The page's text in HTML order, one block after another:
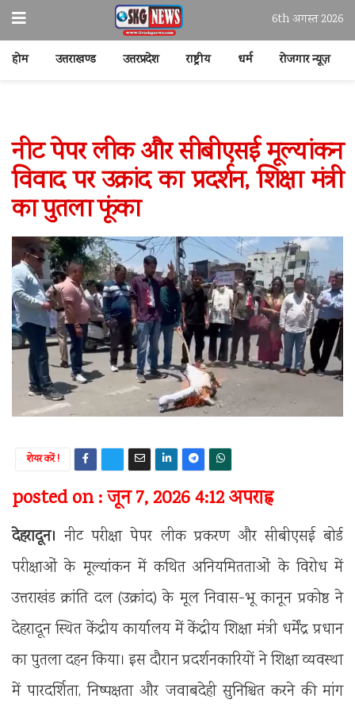
6th अगस्त 2026
होम उत्तराखण्ड उत्तरप्रदेश राष्ट्रीय धर्म रोजगार न्यूज़
नीट पेपर लीक और सीबीएसई मूल्यांकन
विवाद पर उक्रांद का प्रदर्शन, शिक्षा मंत्री
का पुतला फूंका
शेयर करें !
posted on : जून 7, 2026 4:12 अपराह्न
देहरादून। नीट परीक्षा पेपर लीक प्रकरण और सीबीएसई बोर्ड
परीक्षाओं के मूल्यांकन में कथित अनियमितताओं के विरोध में
उत्तराखंड क्रांति दल (उक्रांद) के मूल निवास-भू कानून प्रकोष्ठ ने
देहरादून स्थित केंद्रीय कार्यालय में केंद्रीय शिक्षा मंत्री धर्मेंद्र प्रधान
का पुतला दहन किया। इस दौरान प्रदर्शनकारियों ने शिक्षा व्यवस्था
में पारदर्शिता, निष्पक्षता और जवाबदेही सुनिश्चित करने की मांग